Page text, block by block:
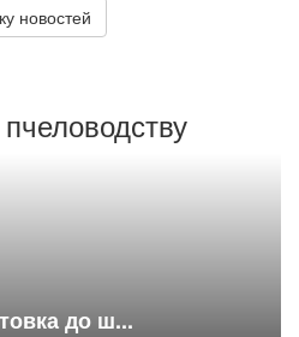
новостей
до ш...